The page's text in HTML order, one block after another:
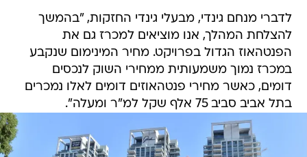
לדברי מנחם גינדי, מבעלי גינדי החזקות, "בהמשך
להצלחת המהלך, אנו מוציאים למכרז גם את
הפנטהאוז הגדול בפרויקט. מחיר המינימום שנקבע
במכרז נמוך משמעותית ממחירי השוק לנכסים
דומים, כאשר מחירי פנטהאוזים דומים לאלו נמכרים
בתל אביב סביב 75 אלף שקל למ"ר ומעלה".